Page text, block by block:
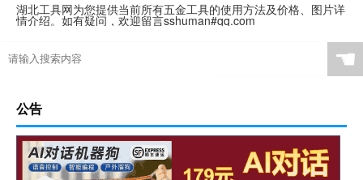
湖北工具网为您提供当前所有五金工具的使用方法及价格、图片详
情介绍。如有疑问，欢迎留言sshuman#qq.com
☚
公告